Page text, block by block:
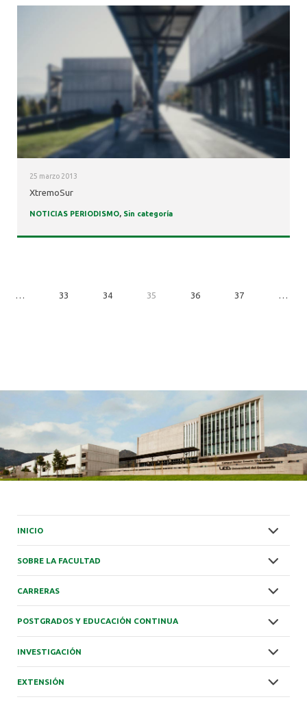
25 marzo 2013
XtremoSur
NOTICIAS PERIODISMO, Sin categoría
… 33 34 35 36 37 …
INICIO
SOBRE LA FACULTAD
CARRERAS
POSTGRADOS Y EDUCACIÓN CONTINUA
INVESTIGACIÓN
EXTENSIÓN